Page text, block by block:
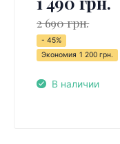
2 690 грн.
- 45%
Экономия 1 200 грн.
В наличии